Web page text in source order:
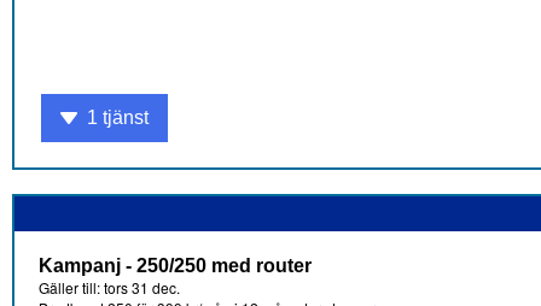
1 tjänst
Kampanj - 250/250 med router
Gäller till: tors 31 dec.